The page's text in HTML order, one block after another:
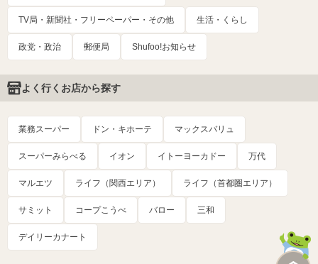
TV局・新聞社・フリーペーパー・その他 生活・くらし
政党・政治 郵便局 Shufoo!お知らせ
よく行くお店から探す
業務スーパー ドン・キホーテ マックスバリュ
スーパーみらべる イオン イトーヨーカドー 万代
マルエツ ライフ（関西エリア） ライフ（首都圏エリア）
サミット コープこうべ バロー 三和
デイリーカナート